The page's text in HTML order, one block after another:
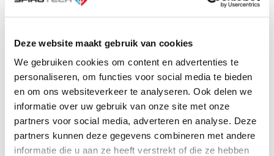
Deze website maakt gebruik van cookies
We gebruiken cookies om content en advertenties te
personaliseren, om functies voor social media te bieden
en om ons websiteverkeer te analyseren. Ook delen we
informatie over uw gebruik van onze site met onze
partners voor social media, adverteren en analyse. Deze
partners kunnen deze gegevens combineren met andere
informatie die u aan ze heeft verstrekt of die ze hebben
uitgevoerd door
Van Hout Installatietechniek
Hetproces- en projectmanagement
totale traject wordt begeleid doorLarideuit
Veldhoven. In deze rol ondersteunt Laride
Spirotech bij de planvorming, besluitvorming en
de beheersing van planning, kwaliteit en
budget, met als doel een zorgvuldige en
toekomstbestendige realisatie van de
nieuwbouw.